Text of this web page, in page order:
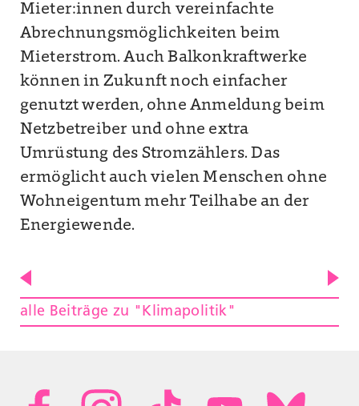
Mieter:innen durch vereinfachte
Abrechnungsmöglichkeiten beim
Mieterstrom. Auch Balkonkraftwerke
können in Zukunft noch einfacher
genutzt werden, ohne Anmeldung beim
Netzbetreiber und ohne extra
Umrüstung des Stromzählers. Das
ermöglicht auch vielen Menschen ohne
Wohneigentum mehr Teilhabe an der
Energiewende.
alle Beiträge zu "Klimapolitik"